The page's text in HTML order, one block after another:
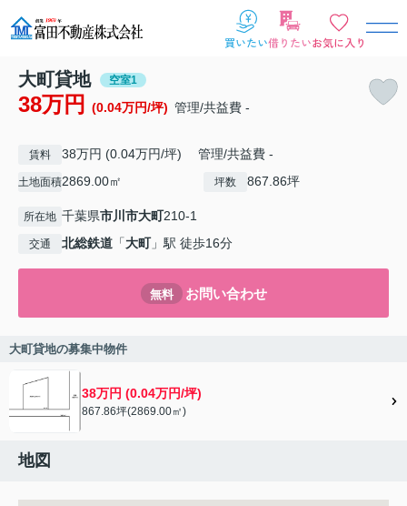
大町貸地 空室1
38万円 (0.04万円/坪) 管理/共益費 -
賃料 38万円 (0.04万円/坪) 管理/共益費 -
土地面積2869.00㎡ 坪数 867.86坪
所在地 千葉県市川市大町210-1
交通 北総鉄道 「大町」駅 徒歩16分
無料 お問い合わせ
大町貸地の募集中物件
38万円 (0.04万円/坪)
867.86坪(2869.00㎡)
地図